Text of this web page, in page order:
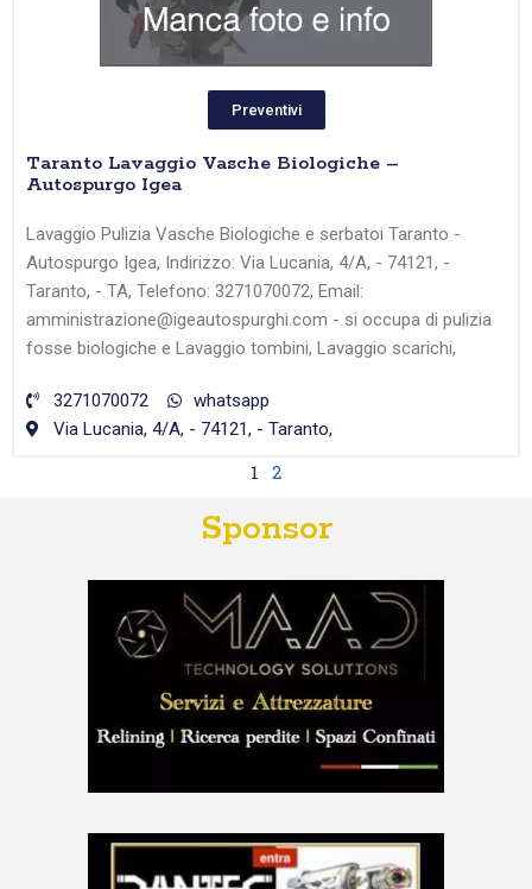
Preventivi
Taranto Lavaggio Vasche Biologiche –
Autospurgo Igea
Lavaggio Pulizia Vasche Biologiche e serbatoi Taranto -
Autospurgo Igea, Indirizzo: Via Lucania, 4/A, - 74121, -
Taranto, - TA, Telefono: 3271070072, Email:
amministrazione@igeautospurghi.com - si occupa di pulizia
fosse biologiche e Lavaggio tombini, Lavaggio scarichi,
3271070072
whatsapp
Via Lucania, 4/A, - 74121, - Taranto,
1 2
Sponsor